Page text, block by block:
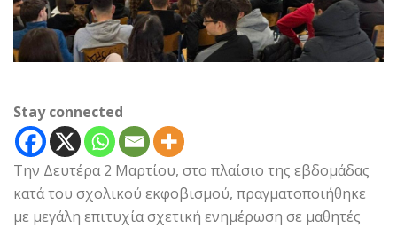
Stay connected
Την Δευτέρα 2 Μαρτίου, στο πλαίσιο της εβδομάδας
κατά του σχολικού εκφοβισμού, πραγματοποιήθηκε
με μεγάλη επιτυχία σχετική ενημέρωση σε μαθητές